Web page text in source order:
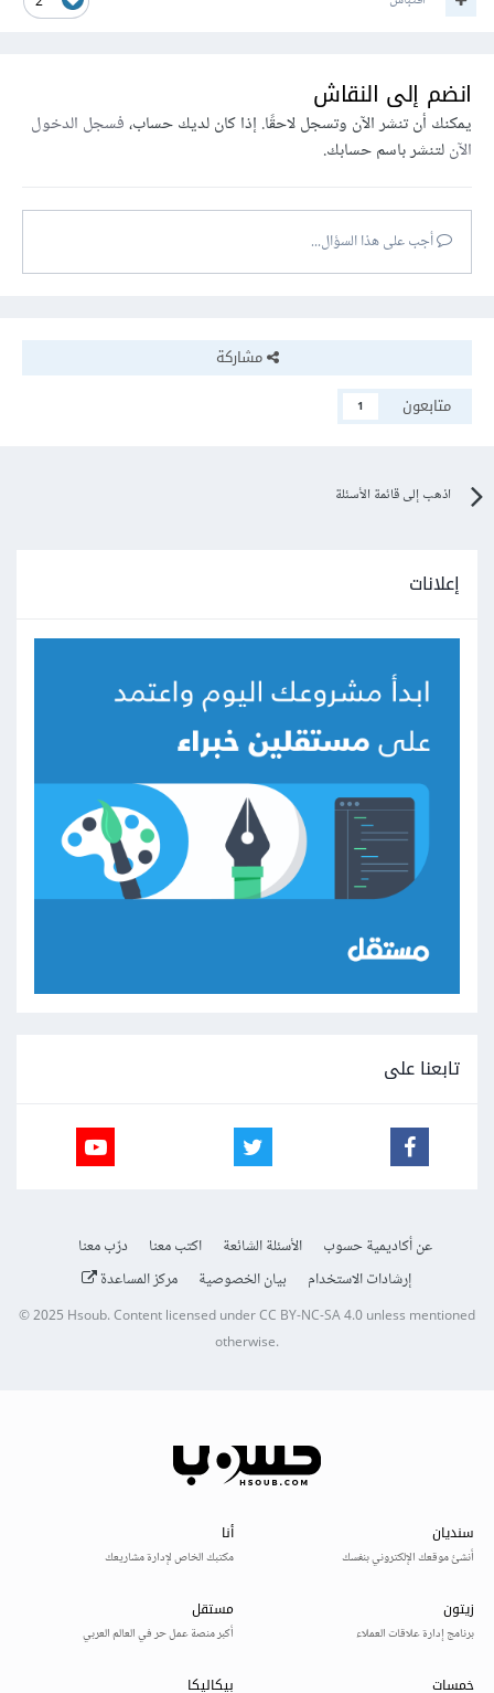
انضم إلى النقاش
يمكنك أن تنشر الآن وتسجل لاحقًا. إذا كان لديك حساب،فسجل الدخول
الآنلتنشر باسم حسابك.
أجب على هذا السؤال...
مشاركة
متابعون
1
اذهب إلى قائمة الأسئلة
إعلانات
تابعنا على
عن أكاديمية حسوب الأسئلة الشائعة اكتب معنا
درّب معنا
إرشادات الاستخدام
بيان الخصوصية مركز المساعدة
© 2025Hsoub.Content licensed underCC BY-NC-SA 4.0unless mentioned
otherwise.